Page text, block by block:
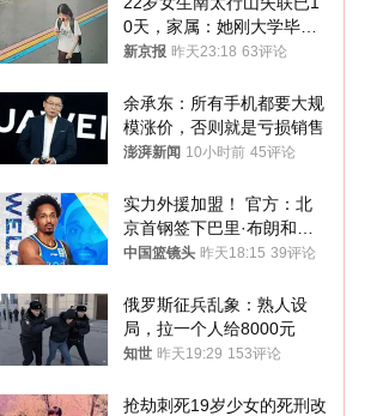
0天，家属：她刚大学毕业
想到山里旅行
新京报 昨天23:18 63评论
余承东：所有手机都要大规
模涨价，否则就是亏损销售
澎湃新闻 10小时前 45评论
实力外援加盟！ 官方：北
京首钢签下巴里·布朗和桑
普森
中国篮镜头 昨天18:15 39评论
俄罗斯征兵乱象：熟人设
局，拉一个人给8000元
知世 昨天19:29 153评论
抢劫刺死19岁少女的死刑改